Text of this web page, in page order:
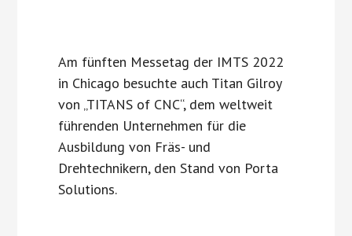
Am fünften Messetag der IMTS 2022
in Chicago besuchte auch Titan Gilroy
von „TITANS of CNC“, dem weltweit
führenden Unternehmen für die
Ausbildung von Fräs- und
Drehtechnikern, den Stand von Porta
Solutions.